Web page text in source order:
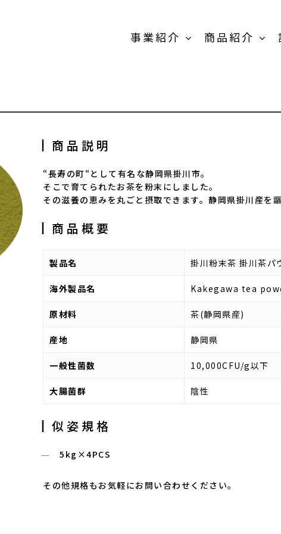
事業紹介
卸売の事業
MEIKOパウダー
スティック
商品紹介
その他製
┃商品説明
“長寿の町“として有名な静岡県掛川市。
そこで育てられたお茶を粉末にしました。
その滋養の恵みを丸ごと摂取できます。静岡県掛川産を
┃商品概要
製品名 掛川粉末茶 掛川茶パ
海外製品名 Kakegawa tea
原材料 茶(静岡県産)
産地 静岡県
一般性菌数 10,000CFU/g以下
大腸菌群 陰性
┃似姿規格
5kg×4PCS
その他規格もお気軽にお問い合わせください。